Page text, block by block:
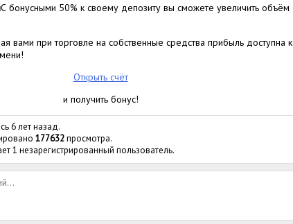
С бонусными 50% к своему депозиту вы сможете увеличить объём
вами при торговле на собственные средства прибыль доступна к
Открыть счёт
и получить бонус!
6 лет назад.
177632просмотра.
1 незарегистрированный пользователь.